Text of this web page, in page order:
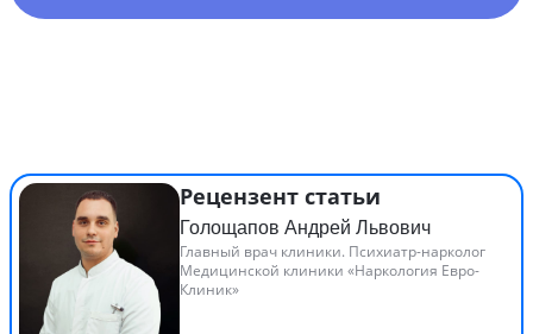
Рецензент статьи
Голощапов Андрей Львович
Главный врач клиники. Психиатр-нарколог
Медицинской клиники «Наркология Евро-
Клиник»